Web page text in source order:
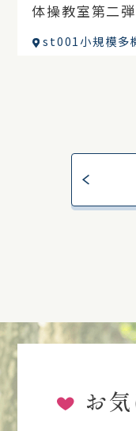
体操教室第二弾
st001小規模多
お